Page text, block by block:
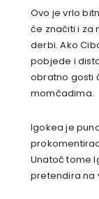
Ovo je vrlo
će značiti i za
derbi. Ako
pobjede i
obratno gosti
momčadima.
Igokea je
Unatoč tome
pretendira na